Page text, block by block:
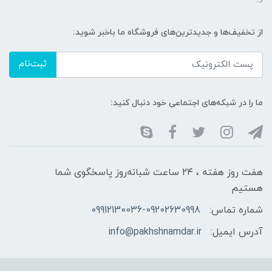
از تخفیف‌ها و جدیدترین‌های فروشگاه ما باخبر شوید:
ثبت‌نام
ما را در شبکه‌های اجتماعی خود دنبال کنید:
هفت روز هفته ، ۲۴ ساعت شبانه‌روز پاسخگوی شما
هستیم
شماره تماس:
09912130036-09202630998
آدرس ایمیل:
info@pakhshnamdar.ir